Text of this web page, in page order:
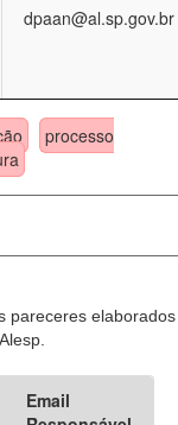
dpaan@al.sp.gov.br
processo
pareceres elaborados
Email